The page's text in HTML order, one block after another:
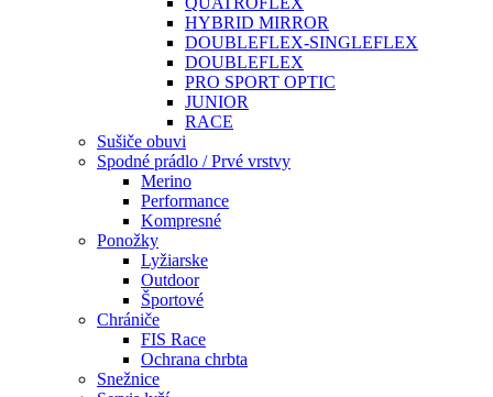
HYBRID MIRROR
DOUBLEFLEX-SINGLEFLEX
DOUBLEFLEX
PRO SPORT OPTIC
JUNIOR
RACE
Sušiče obuvi
Spodné prádlo / Prvé vrstvy
Merino
Performance
Kompresné
Ponožky
Lyžiarske
Outdoor
Športové
Chrániče
FIS Race
Ochrana chrbta
Snežnice